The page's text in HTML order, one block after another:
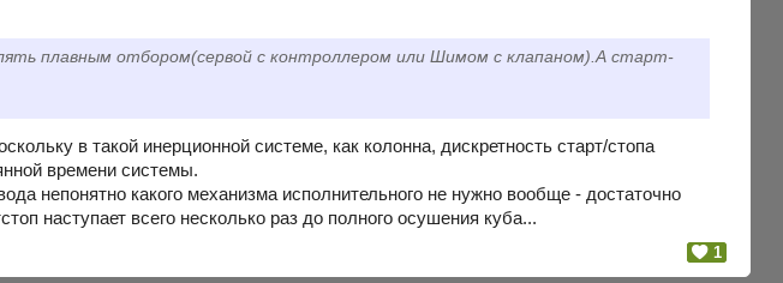
плавным отбором(сервой с контроллером или Шимом с клапаном).А старт-
в такой инерционной системе, как колонна, дискретность старт/стопа
времени системы.
непонятно какого механизма исполнительного не нужно вообще - достаточно
наступает всего несколько раз до полного осушения куба...
1